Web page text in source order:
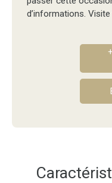
d’informations.